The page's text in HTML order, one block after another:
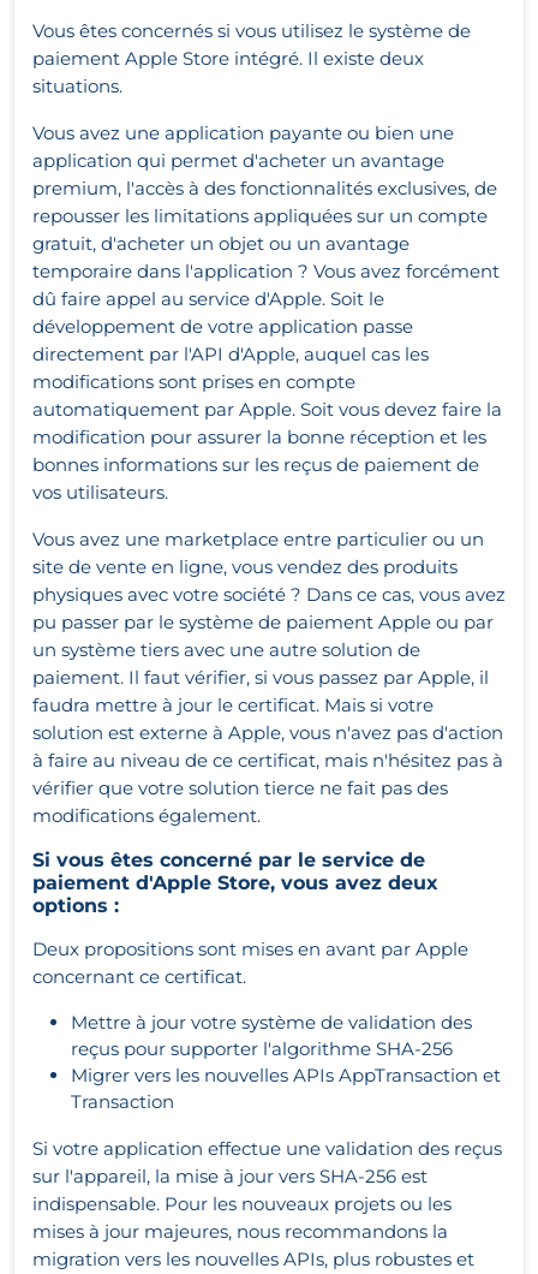
Vous êtes concernés si vous utilisez le système de
paiement Apple Store intégré. Il existe deux
situations.
Vous avez une application payante ou bien une
application qui permet d'acheter un avantage
premium, l'accès à des fonctionnalités exclusives, de
repousser les limitations appliquées sur un compte
gratuit, d'acheter un objet ou un avantage
temporaire dans l'application ? Vous avez forcément
dû faire appel au service d'Apple. Soit le
développement de votre application passe
directement par l'API d'Apple, auquel cas les
modifications sont prises en compte
automatiquement par Apple. Soit vous devez faire la
modification pour assurer la bonne réception et les
bonnes informations sur les reçus de paiement de
vos utilisateurs.
Vous avez une marketplace entre particulier ou un
site de vente en ligne, vous vendez des produits
physiques avec votre société ? Dans ce cas, vous avez
pu passer par le système de paiement Apple ou par
un système tiers avec une autre solution de
paiement. Il faut vérifier, si vous passez par Apple, il
faudra mettre à jour le certificat. Mais si votre
solution est externe à Apple, vous n'avez pas d'action
à faire au niveau de ce certificat, mais n'hésitez pas à
vérifier que votre solution tierce ne fait pas des
modifications également.
Si vous êtes concerné par le service de
paiement d'Apple Store, vous avez deux
options :
Deux propositions sont mises en avant par Apple
concernant ce certificat.
Mettre à jour votre système de validation des
reçus pour supporter l'algorithme SHA-256
Migrer vers les nouvelles APIs AppTransaction et
Transaction
Si votre application effectue une validation des reçus
sur l'appareil, la mise à jour vers SHA-256 est
indispensable. Pour les nouveaux projets ou les
mises à jour majeures, nous recommandons la
migration vers les nouvelles APIs, plus robustes et